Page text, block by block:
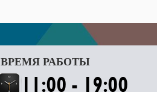
ВРЕМЯ РАБОТЫ